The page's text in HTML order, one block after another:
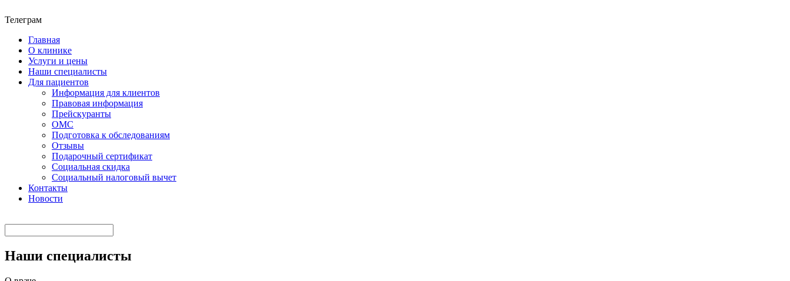
Телеграм
Главная
О клинике
Услуги и цены
Наши специалисты
Для пациентов
Информация для клиентов
Правовая информация
Прейскуранты
ОМС
Подготовка к обследованиям
Отзывы
Подарочный сертификат
Социальная скидка
Социальный налоговый вычет
Контакты
Новости
Наши специалисты